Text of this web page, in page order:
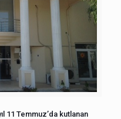
11 Temmuz’da kutlanan